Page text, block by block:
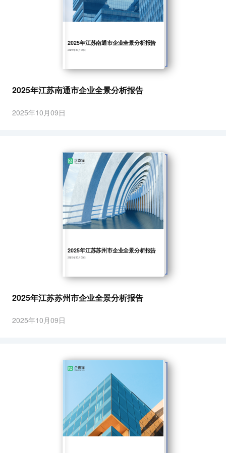
2025年江苏南通市企业全景分析报告
2025年10月09日
2025年江苏南通市企业全景分析报告
2025年10月09日
2025年江苏苏州市企业全景分析报告
2025年10月09日
2025年江苏苏州市企业全景分析报告
2025年10月09日